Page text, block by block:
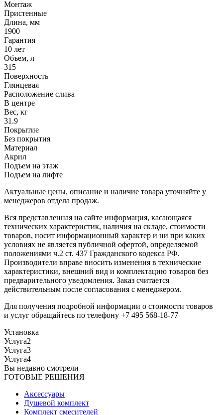
Монтаж
Пристенные
Длина, мм
1900
Гарантия
10 лет
Объем, л
315
Поверхность
Глянцевая
Расположение слива
В центре
Вес, кг
31.9
Покрытие
Без покрытия
Материал
Акрил
Подъем на этаж
Подъем на лифте
Актуальные цены, описание и наличие товара уточняйте у
менеджеров отдела продаж.
Вся представленная на сайте информация, касающаяся
технических характеристик, наличия на складе, стоимости
товаров, носит информационный характер и ни при каких
условиях не является публичной офертой, определяемой
положениями ч.2 ст. 437 Гражданского кодекса РФ.
Производители вправе вносить изменения в технические
характеристики, внешний вид и комплектацию товаров без
предварительного уведомления. Заказ считается
действительным после согласования с менеджером.
Для получения подробной информации о стоимости товаров
и услуг обращайтесь по телефону +7 495 568-18-77
Установка
Услуга2
Услуга3
Услуга4
Вы недавно смотрели
ГОТОВЫЕ РЕШЕНИЯ
Аксессуары
Душевой комплект
Комплект смесителей